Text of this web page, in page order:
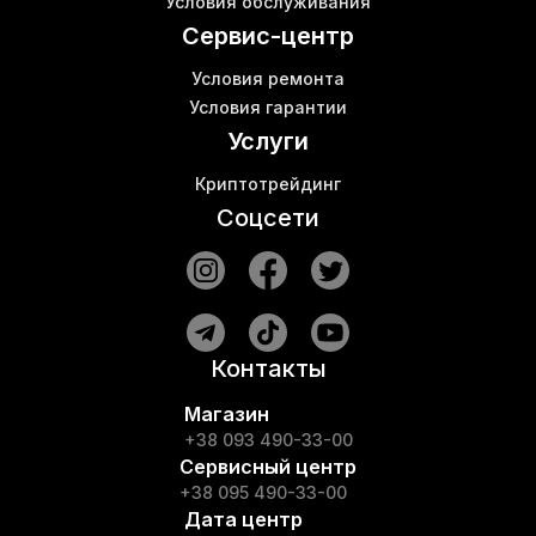
Майнер с водяным охлаждением
Сервис-центр
Условия ремонта
Условия гарантии
Услуги
Криптотрейдинг
Соцсети
Контакты
Магазин
+38 093 490-33-00
Сервисный центр
+38 095 490-33-00
Дата центр